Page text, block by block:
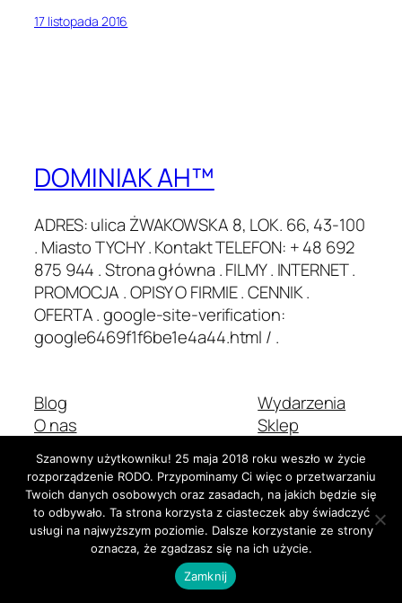
17 listopada 2016
DOMINIAK AH™
ADRES: ulica ŻWAKOWSKA 8, LOK. 66, 43-100
. Miasto TYCHY . Kontakt TELEFON: + 48 692
875 944 . Strona główna . FILMY . INTERNET .
PROMOCJA . OPISY O FIRMIE . CENNIK .
OFERTA . google-site-verification:
google6469f1f6be1e4a44.html / .
Blog
O nas
Autorzy
Wydarzenia
Sklep
Motywy
Dwadzieścia Dwadzieścia-Pięć Stworzone zWordPress
Szanowny użytkowniku! 25 maja 2018 roku weszło w życie
rozporządzenie RODO. Przypominamy Ci więc o przetwarzaniu
Twoich danych osobowych oraz zasadach, na jakich będzie się
to odbywało. Ta strona korzysta z ciasteczek aby świadczyć
usługi na najwyższym poziomie. Dalsze korzystanie ze strony
oznacza, że zgadzasz się na ich użycie.
Zamknij